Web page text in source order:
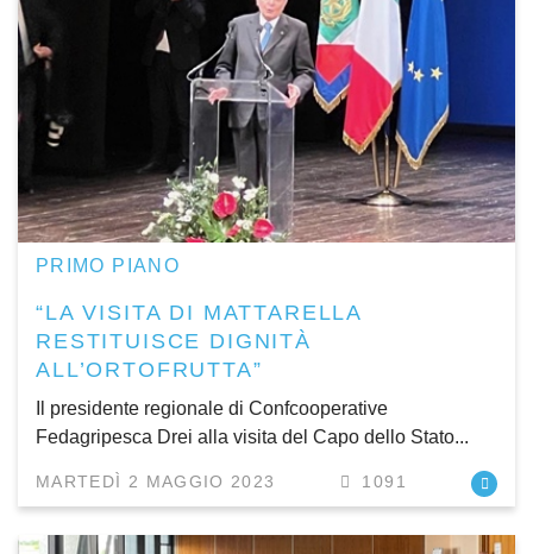
PRIMO PIANO
“LA VISITA DI MATTARELLA
RESTITUISCE DIGNITÀ
ALL’ORTOFRUTTA”
Il presidente regionale di Confcooperative
Fedagripesca Drei alla visita del Capo dello Stato...
MARTEDÌ 2 MAGGIO 2023 1091